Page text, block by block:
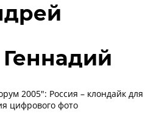
2005": Россия – клондайк для
цифрового фото